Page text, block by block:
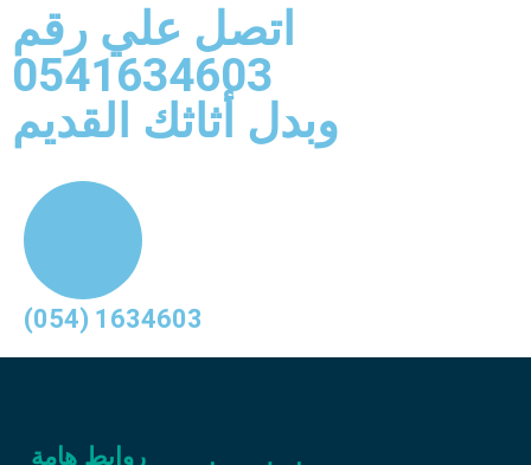
اتصل علي رقم
0541634603
وبدل أثاثك القديم
(054) 1634603
روابط هامة